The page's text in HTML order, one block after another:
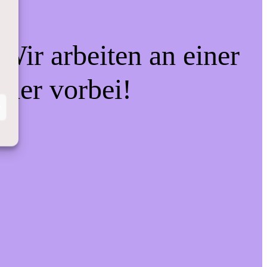
arbeiten an einer
vorbei!